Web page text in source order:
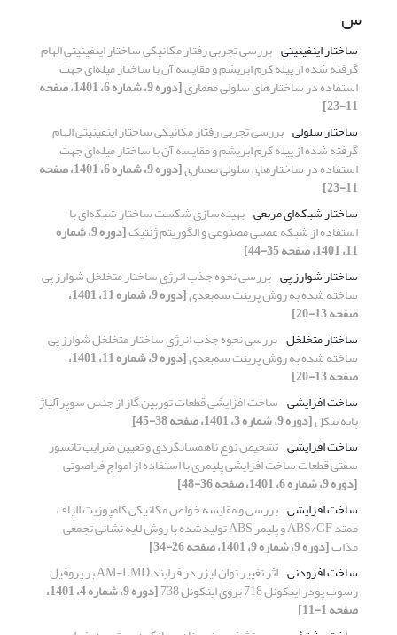
س
ساختار اینفینیتی بررسی تجربی رفتار مکانیکی ساختار اینفینیتی الهام
گرفته شده از پیله کرم ابریشم و مقایسه آن با ساختار میله‌ای جهت
استفاده در ساختارهای سلولی معماری [دوره 9، شماره 6، 1401، صفحه
11-23]
ساختار سلولی بررسی تجربی رفتار مکانیکی ساختار اینفینیتی الهام
گرفته شده از پیله کرم ابریشم و مقایسه آن با ساختار میله‌ای جهت
استفاده در ساختارهای سلولی معماری [دوره 9، شماره 6، 1401، صفحه
11-23]
ساختار شبکه‌ای مربعی بهینه‌سازی شکست ساختار شبکه‌ای با
استفاده از شبکه عصبی مصنوعی و الگوریتم ژنتیک [دوره 9، شماره
11، 1401، صفحه 35-44]
ساختار شوارز پی بررسی نحوه جذب انرژی ساختار متخلخل شوارز پی
ساخته شده به روش پرینت سه‌بعدی [دوره 9، شماره 11، 1401،
صفحه 13-20]
ساختار متخلخل بررسی نحوه جذب انرژی ساختار متخلخل شوارز پی
ساخته شده به روش پرینت سه‌بعدی [دوره 9، شماره 11، 1401،
صفحه 13-20]
ساخت افزایشی ساخت افزایشی قطعات توربین گاز از جنس سوپرآلیاژ
پایه نیکل[دوره 9، شماره 3، 1401، صفحه 38-45]
ساخت افزایشی تشخیص نوع ناهمسانگردی و تعیین ضرایب تانسور
سفتی قطعات ساخت افزایشی پلیمری با استفاده از امواج فراصوتی
[دوره 9، شماره 6، 1401، صفحه 36-48]
ساخت افزایشی بررسی و مقایسه خواص مکانیکی کامپوزیت الیاف
ممتد ABS/GF و پلیمر ABS تولیدشده با روش لایه نشانی تجمعی
مذاب[دوره 9، شماره 9، 1401، صفحه 26-34]
ساخت افزودنی
اثر تغییر توان لیزر در فرایند AM-LMD بر پروفیل
رسوب پودر اینکونل 718 بروی اینکونل 738 [دوره 9، شماره 4، 1401،
صفحه 1-11]